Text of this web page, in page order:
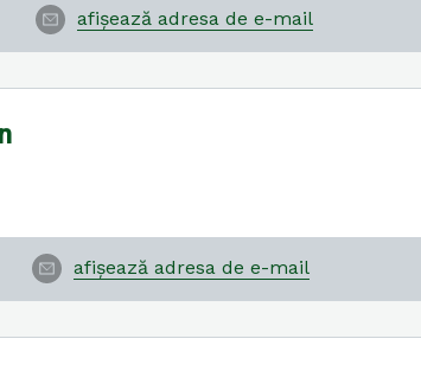
afișează adresa de e-mail
afișează adresa de e-mail